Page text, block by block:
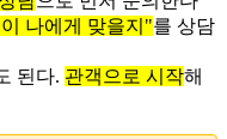
나에게 맞을지"를 상담
된다. 관객으로 시작해